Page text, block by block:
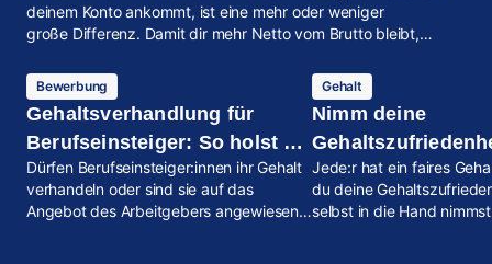
deinem Konto ankommt, ist eine mehr oder weniger
große Differenz. Damit dir mehr Netto vom Brutto bleibt,
Bewerbung
Gehaltsverhandlung für
Berufseinsteiger: So holst du
das meiste für dich heraus
Dürfen Berufseinsteiger:innen ihr Gehalt
verhandeln oder sind sie auf das
Angebot des Arbeitgebers angewiesen?
Gehalt
Nimm deine
in die Hand
Jede:r hat ein faires
du deine
selbst in die Hand